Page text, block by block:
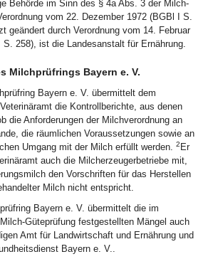
Behörde im Sinn des § 4a Abs. 3 der Milch-
vom 22. Dezember 1972 (BGBl I S.
geändert durch Verordnung vom 14. Februar
S. 258), ist die Landesanstalt für Ernährung.
Milchprüfrings Bayern e. V.
Bayern e. V. übermittelt dem
die Kontrollberichte, aus denen
die Anforderungen der Milchverordnung an
die räumlichen Voraussetzungen sowie an
Umgang mit der Milch erfüllt werden. 2 Er
auch die Milcherzeugerbetriebe mit,
den Vorschriften für das Herstellen
Milch nicht entspricht.
Bayern e. V. übermittelt die im
Güteprüfung festgestellten Mängel auch
Amt für Landwirtschaft und Ernährung und
Bayern e. V..